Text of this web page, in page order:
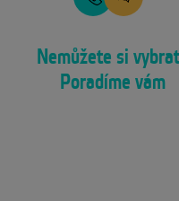
Nemůžete si
Poradíme vám